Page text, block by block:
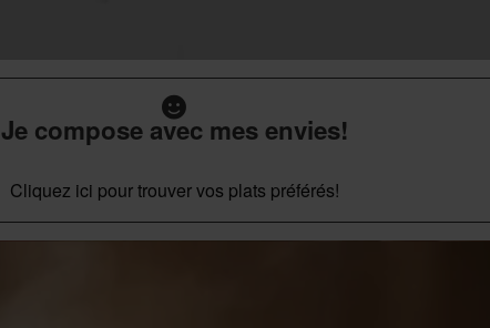
Je compose avec mes envies!
Cliquez ici pour trouver vos plats préférés!